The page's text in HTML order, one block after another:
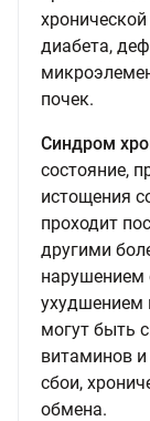
диабета,
почек.
Синдром
состояние,
истощения
проходит
другими
нарушением
ухудшением
могут быть
витаминов
сбои,
обмена.